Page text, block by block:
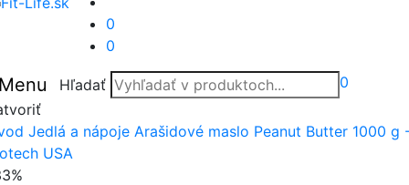
0
0
Hľadať 0
Jedlá a nápoje Arašidové maslo Peanut Butter 1000 g
USA